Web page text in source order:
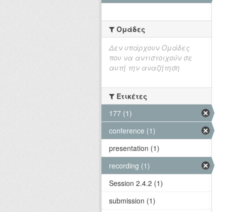
Ομάδες
Δεν υπάρχουν Ομάδες
που να αντιστοιχούν σε
αυτή την αναζήτηση
Ετικέτες
177 (1)
conference (1)
presentation (1)
recording (1)
Session 2.4.2 (1)
submission (1)